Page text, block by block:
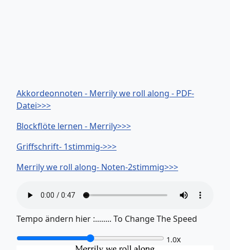
Akkordeonnoten - Merrily we roll along - PDF-
Datei>>>
Blockflöte lernen - Merrily>>>
Griffschrift- 1stimmig->>>
Merrily we roll along- Noten-2stimmig>>>
Tempo ändern hier :........ To Change The Speed
1.0x